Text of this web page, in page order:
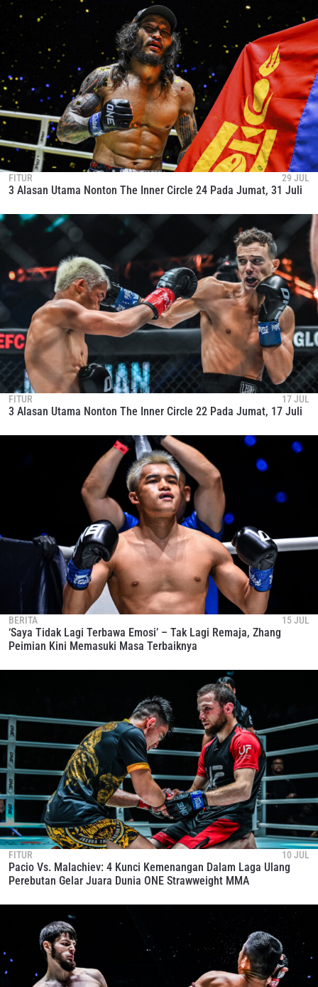
FITUR 29 JUL
3 Alasan Utama Nonton The Inner Circle 24 Pada Jumat, 31 Juli
FITUR 17 JUL
3 Alasan Utama Nonton The Inner Circle 22 Pada Jumat, 17 Juli
BERITA 15 JUL
‘Saya Tidak Lagi Terbawa Emosi’ – Tak Lagi Remaja, Zhang
Peimian Kini Memasuki Masa Terbaiknya
FITUR 10 JUL
Pacio Vs. Malachiev: 4 Kunci Kemenangan Dalam Laga Ulang
Perebutan Gelar Juara Dunia ONE Strawweight MMA